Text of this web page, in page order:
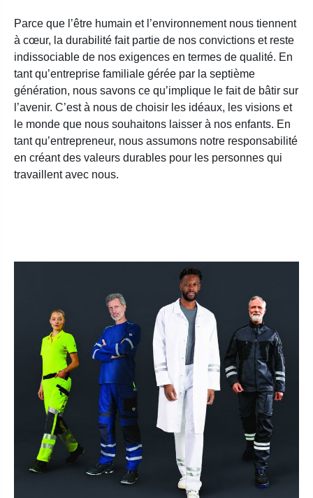
Parce que l’être humain et l’environnement nous tiennent
à cœur, la durabilité fait partie de nos convictions et reste
indissociable de nos exigences en termes de qualité. En
tant qu’entreprise familiale gérée par la septième
génération, nous savons ce qu’implique le fait de bâtir sur
l’avenir. C’est à nous de choisir les idéaux, les visions et
le monde que nous souhaitons laisser à nos enfants. En
tant qu’entrepreneur, nous assumons notre responsabilité
en créant des valeurs durables pour les personnes qui
travaillent avec nous.